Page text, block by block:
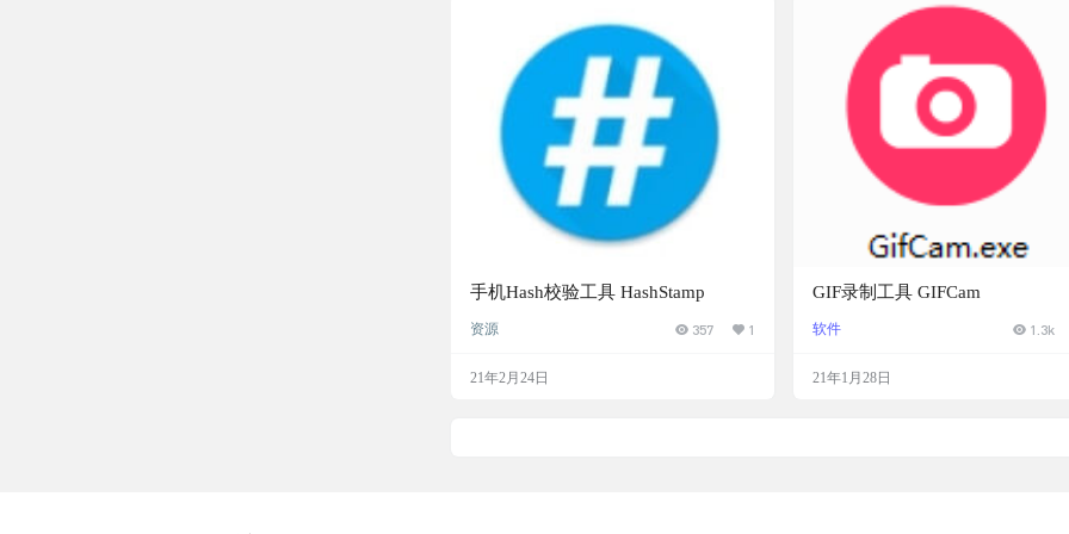
手机Hash校验工具 HashStamp
资源 357 1
21年2月24日
GIF录制工具 GIFCam
软件 1.3k
21年1月28日